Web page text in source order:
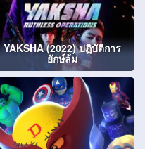
YAKSHA (2022) ปฏิบัติการ
ยักษ์ล้ม